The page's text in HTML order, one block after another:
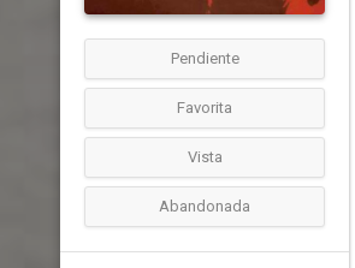
Pendiente
Favorita
Vista
Abandonada